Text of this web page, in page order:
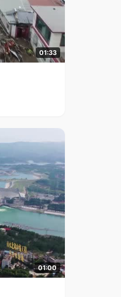
01:33
01:00